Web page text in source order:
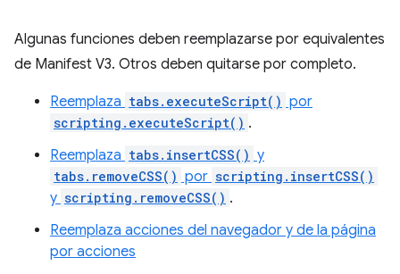
Algunas funciones deben reemplazarse por equivalentes
de Manifest V3. Otros deben quitarse por completo.
Reemplaza tabs.executeScript() por
scripting.executeScript() .
Reemplaza tabs.insertCSS() y
tabs.removeCSS() por scripting.insertCSS()
y scripting.removeCSS() .
Reemplaza acciones del navegador y de la página
por acciones